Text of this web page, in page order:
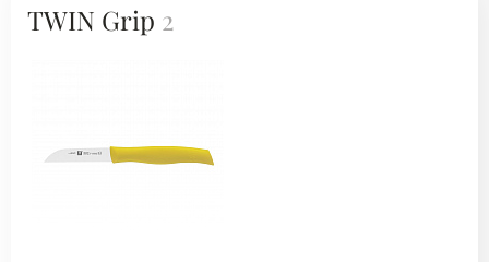
TWIN Grip 2